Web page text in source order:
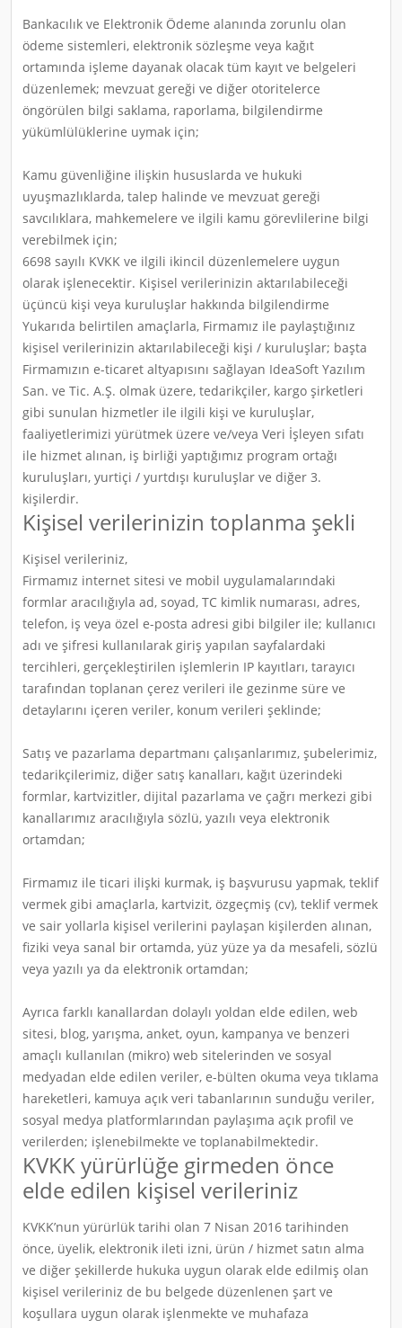
Bankacılık ve Elektronik Ödeme alanında zorunlu olan
ödeme sistemleri, elektronik sözleşme veya kağıt
ortamında işleme dayanak olacak tüm kayıt ve belgeleri
düzenlemek; mevzuat gereği ve diğer otoritelerce
öngörülen bilgi saklama, raporlama, bilgilendirme
yükümlülüklerine uymak için;
Kamu güvenliğine ilişkin hususlarda ve hukuki
uyuşmazlıklarda, talep halinde ve mevzuat gereği
savcılıklara, mahkemelere ve ilgili kamu görevlilerine bilgi
verebilmek için;
6698 sayılı KVKK ve ilgili ikincil düzenlemelere uygun
olarak işlenecektir. Kişisel verilerinizin aktarılabileceği
üçüncü kişi veya kuruluşlar hakkında bilgilendirme
Yukarıda belirtilen amaçlarla, Firmamız ile paylaştığınız
kişisel verilerinizin aktarılabileceği kişi / kuruluşlar; başta
Firmamızın e-ticaret altyapısını sağlayan IdeaSoft Yazılım
San. ve Tic. A.Ş. olmak üzere, tedarikçiler, kargo şirketleri
gibi sunulan hizmetler ile ilgili kişi ve kuruluşlar,
faaliyetlerimizi yürütmek üzere ve/veya Veri İşleyen sıfatı
ile hizmet alınan, iş birliği yaptığımız program ortağı
kuruluşları, yurtiçi / yurtdışı kuruluşlar ve diğer 3.
kişilerdir.
Kişisel verilerinizin toplanma şekli
Kişisel verileriniz,
Firmamız internet sitesi ve mobil uygulamalarındaki
formlar aracılığıyla ad, soyad, TC kimlik numarası, adres,
telefon, iş veya özel e-posta adresi gibi bilgiler ile; kullanıcı
adı ve şifresi kullanılarak giriş yapılan sayfalardaki
tercihleri, gerçekleştirilen işlemlerin IP kayıtları, tarayıcı
tarafından toplanan çerez verileri ile gezinme süre ve
detaylarını içeren veriler, konum verileri şeklinde;
Satış ve pazarlama departmanı çalışanlarımız, şubelerimiz,
tedarikçilerimiz, diğer satış kanalları, kağıt üzerindeki
formlar, kartvizitler, dijital pazarlama ve çağrı merkezi gibi
kanallarımız aracılığıyla sözlü, yazılı veya elektronik
ortamdan;
Firmamız ile ticari ilişki kurmak, iş başvurusu yapmak, teklif
vermek gibi amaçlarla, kartvizit, özgeçmiş (cv), teklif vermek
ve sair yollarla kişisel verilerini paylaşan kişilerden alınan,
fiziki veya sanal bir ortamda, yüz yüze ya da mesafeli, sözlü
veya yazılı ya da elektronik ortamdan;
Ayrıca farklı kanallardan dolaylı yoldan elde edilen, web
sitesi, blog, yarışma, anket, oyun, kampanya ve benzeri
amaçlı kullanılan (mikro) web sitelerinden ve sosyal
medyadan elde edilen veriler, e-bülten okuma veya tıklama
hareketleri, kamuya açık veri tabanlarının sunduğu veriler,
sosyal medya platformlarından paylaşıma açık profil ve
verilerden; işlenebilmekte ve toplanabilmektedir.
KVKK yürürlüğe girmeden önce
elde edilen kişisel verileriniz
KVKK’nun yürürlük tarihi olan 7 Nisan 2016 tarihinden
önce, üyelik, elektronik ileti izni, ürün / hizmet satın alma
ve diğer şekillerde hukuka uygun olarak elde edilmiş olan
kişisel verileriniz de bu belgede düzenlenen şart ve
koşullara uygun olarak işlenmekte ve muhafaza